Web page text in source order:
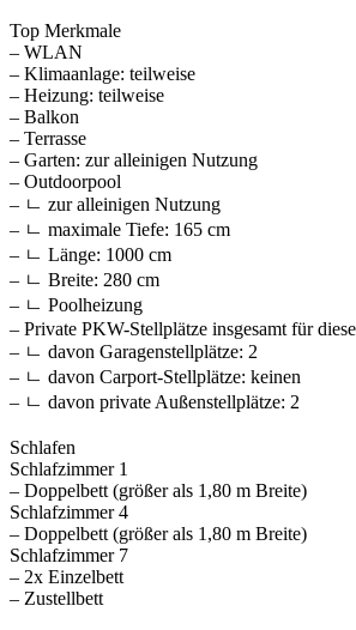
Top Merkmale
– WLAN
– Klimaanlage: teilweise
– Heizung: teilweise
– Balkon
– Terrasse
– Garten: zur alleinigen Nutzung
– Outdoorpool
– ㄴ zur alleinigen Nutzung
– ㄴ maximale Tiefe: 165 cm
– ㄴ Länge: 1000 cm
– ㄴ Breite: 280 cm
– ㄴ Poolheizung
– Private PKW-Stellplätze insgesamt für
– ㄴ davon Garagenstellplätze: 2
– ㄴ davon Carport-Stellplätze: keinen
– ㄴ davon private Außen­stellplätze: 2
Schlafen
Schlafzimmer 1
– Doppelbett (größer als 1,80 m Breite)
Schlafzimmer 4
– Doppelbett (größer als 1,80 m Breite)
Schlafzimmer 7
– 2x Einzelbett
– Zustellbett